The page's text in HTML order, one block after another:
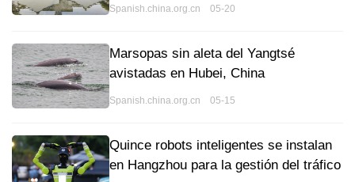
Spanish.china.org.cn 05-20
Marsopas sin aleta del Yangtsé
avistadas en Hubei, China
Spanish.china.org.cn 05-15
Quince robots inteligentes se instalan
en Hangzhou para la gestión del tráfico